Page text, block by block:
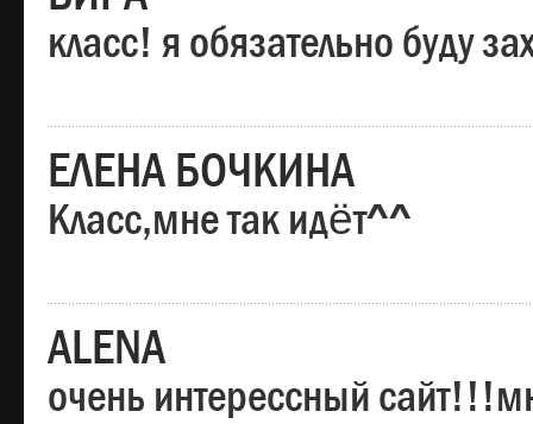
класс! я обязательно буду
ЕЛЕНА БОЧКИНА
Класс,мне так идёт^^
ALENA
очень интерессный